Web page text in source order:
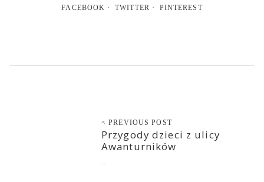
FACEBOOK TWITTER PINTEREST
< PREVIOUS POST
Przygody dzieci z ulicy
Awanturników